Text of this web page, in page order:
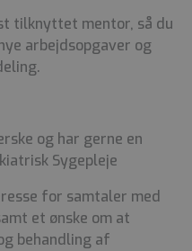
tilknyttet mentor, så du
arbejdsopgaver og
og har gerne en
Sygepleje
for samtaler med
et ønske om at
behandling af